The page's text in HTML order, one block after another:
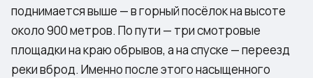
поднимается выше — в горный посёлок на высоте
около 900 метров. По пути — три смотровые
площадки на краю обрывов, а на спуске — переезд
реки вброд. Именно после этого насыщенного